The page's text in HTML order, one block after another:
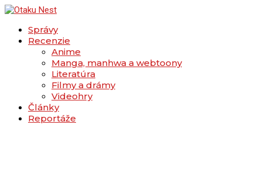
Správy
Recenzie
Anime
Manga, manhwa a webtoony
Literatúra
Filmy a drámy
Videohry
Články
Reportáže